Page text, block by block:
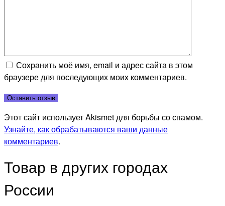
Сохранить моё имя, email и адрес сайта в этом
браузере для последующих моих комментариев.
Этот сайт использует Akismet для борьбы со спамом.
Узнайте, как обрабатываются ваши данные
комментариев.
Товар в других городах
России